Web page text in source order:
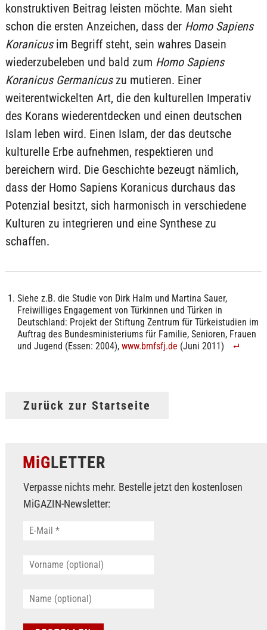
konstruktiven Beitrag leisten möchte. Man sieht
schon die ersten Anzeichen, dass der Homo Sapiens
Koranicusim Begriff steht, sein wahres Dasein
wiederzubeleben und bald zum Homo Sapiens
Koranicus Germanicuszu mutieren. Einer
weiterentwickelten Art, die den kulturellen Imperativ
des Korans wiederentdecken und einen deutschen
Islam leben wird. Einen Islam, der das deutsche
kulturelle Erbe aufnehmen, respektieren und
bereichern wird. Die Geschichte bezeugt nämlich,
dass der Homo Sapiens Koranicus durchaus das
Potenzial besitzt, sich harmonisch in verschiedene
Kulturen zu integrieren und eine Synthese zu
schaffen.
Siehe z.B. die Studie von Dirk Halm und Martina Sauer,
Freiwilliges Engagement von Türkinnen und Türken in
Deutschland: Projekt der Stiftung Zentrum für Türkeistudien im
Auftrag des Bundesministeriums für Familie, Senioren, Frauen
und Jugend (Essen: 2004), www.bmfsfj.de (Juni 2011)
Zurück zur Startseite
MiGLETTER
Verpasse nichts mehr. Bestelle jetzt den kostenlosen
MiGAZIN-Newsletter: